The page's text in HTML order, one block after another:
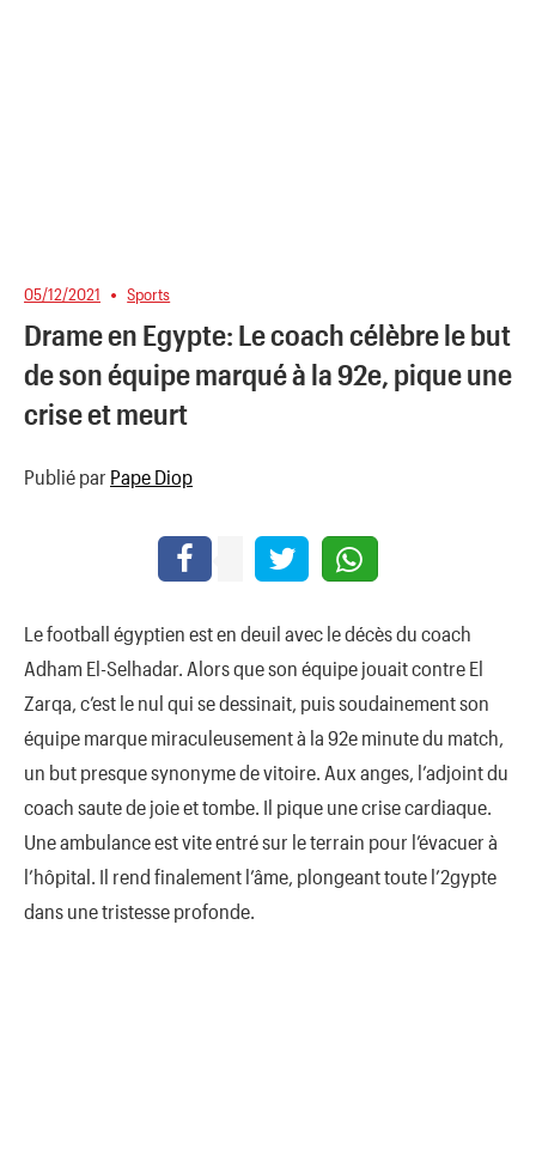
05/12/2021 Sports
Drame en Egypte: Le coach célèbre le but
de son équipe marqué à la 92e, pique une
crise et meurt
Publié par Pape Diop
Le football égyptien est en deuil avec le décès du coach
Adham El-Selhadar. Alors que son équipe jouait contre El
Zarqa, c’est le nul qui se dessinait, puis soudainement son
équipe marque miraculeusement à la 92e minute du match,
un but presque synonyme de vitoire. Aux anges, l’adjoint du
coach saute de joie et tombe. Il pique une crise cardiaque.
Une ambulance est vite entré sur le terrain pour l’évacuer à
l’hôpital. Il rend finalement l’âme, plongeant toute l’2gypte
dans une tristesse profonde.